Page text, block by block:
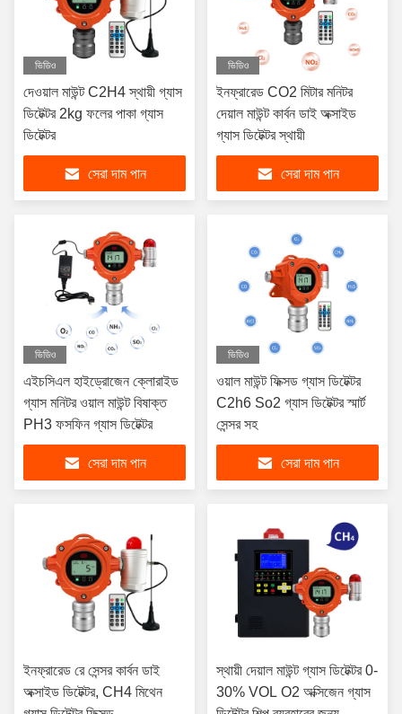
ভিডিও
দেওয়াল মাউন্ট C2H4 স্থায়ী গ্যাস
ডিটেক্টর 2kg ফলের পাকা গ্যাস
ডিটেক্টর
সেরা দাম পান
ভিডিও
ইনফ্রারেড CO2 মিটার মনিটর
দেয়াল মাউন্ট কার্বন ডাই অক্সাইড
গ্যাস ডিটেক্টর স্থায়ী
সেরা দাম পান
ভিডিও
এইচসিএল হাইড্রোজেন ক্লোরাইড
গ্যাস মনিটর ওয়াল মাউন্ট বিষাক্ত
PH3 ফসফিন গ্যাস ডিটেক্টর
সেরা দাম পান
ভিডিও
ওয়াল মাউন্ট ফিক্সড গ্যাস ডিটেক্টর
C2h6 So2 গ্যাস ডিটেক্টর স্মার্ট
সেন্সর সহ
সেরা দাম পান
ইনফ্রারেড রে সেন্সর কার্বন ডাই
অক্সাইড ডিটেক্টর, CH4 মিথেন
স্থায়ী দেয়াল মাউন্ট গ্যাস ডিটেক্টর 0-
30% VOL O2 অক্সিজেন গ্যাস